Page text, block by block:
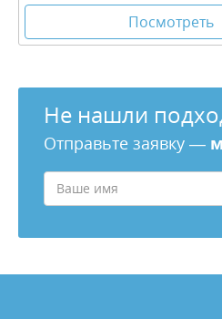
Посмотреть
Не нашли
Отправьте заявку —